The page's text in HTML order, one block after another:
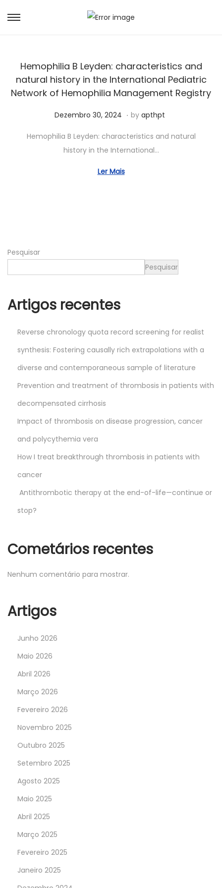
Hemophilia B Leyden: characteristics and
natural history in the International Pediatric
Network of Hemophilia Management Registry
Posted on
Dezembro 30, 2024 J
n
h
o
. by apthpt
Hemophilia B Leyden: characteristics and natural
history in the International…
Ler Mais
Pesquisar
Pesquisar
Artigos recentes
Reverse chronology quota record screening for realist
synthesis: Fostering causally rich extrapolations with a
diverse and contemporaneous sample of literature
Prevention and treatment of thrombosis in patients with
decompensated cirrhosis
Impact of thrombosis on disease progression, cancer
and polycythemia vera
How I treat breakthrough thrombosis in patients with
cancer
Antithrombotic therapy at the end-of-life—continue or
stop?
Cometários recentes
Nenhum comentário para mostrar.
Artigos
Junho 2026
Maio 2026
Abril 2026
Março 2026
Fevereiro 2026
Novembro 2025
Outubro 2025
Setembro 2025
Agosto 2025
Maio 2025
Abril 2025
Março 2025
Fevereiro 2025
Janeiro 2025